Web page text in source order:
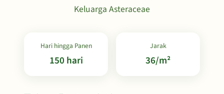
Keluarga Asteraceae
Hari hingga Panen
150 hari
Jarak
36/m²